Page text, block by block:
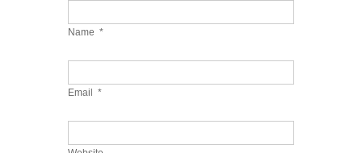
Name *
Email *